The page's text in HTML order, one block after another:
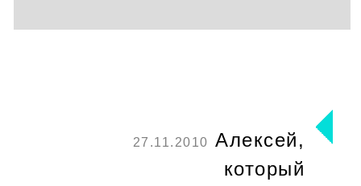
27.11.2010 Алексей,
который